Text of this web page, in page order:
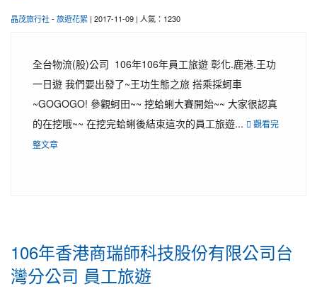
晶茂旅行社- 旅遊花絮 | 2017-11-09 | 人氣：1230
全台物流(股)公司 106年106年員工旅遊 彰化.鹿港.王功
一日遊 我們要出發了~王功生態之旅 搭乘採蚵車
~GOGOGO! 參觀蚵田~~ 挖蛤蜊大賽開始~~ 大家很認真
的在挖哦~~ 在挖完蛤蜊後結束這次的員工旅遊...
觀看完
整文章
106年香港商瑞師科技股份有限公司台
灣分公司 員工旅遊